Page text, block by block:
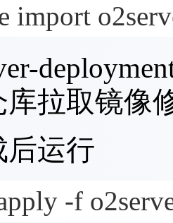
import
拉取镜像
后运行
-f